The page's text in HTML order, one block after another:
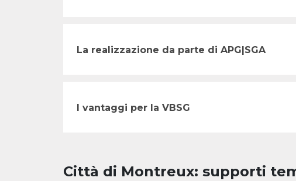
La realizzazione da parte di APG|SGA
I vantaggi per la VBSG
Città di Montreux: supporti